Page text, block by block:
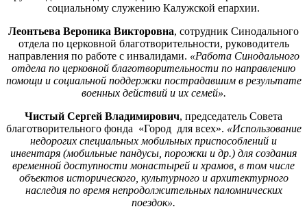
социальному служению Калужской епархии.
Леонтьева Вероника Викторовна, сотрудник Синодального
отдела по церковной благотворительности, руководитель
направления по работе с инвалидами. «Работа Синодального
отдела по церковной благотворительности по направлению
помощи и социальной поддержки пострадавшим в результате
военных действий и их семей».
Чистый Сергей Владимирович, председатель Совета
благотворительного фонда «Город для всех». «Использование
недорогих специальных мобильных приспособлений и
инвентаря (мобильные пандусы, порожки и др.) для создания
временной доступности монастырей и храмов, в том числе
объектов исторического, культурного и архитектурного
наследия по время непродолжительных паломнических
поездок».